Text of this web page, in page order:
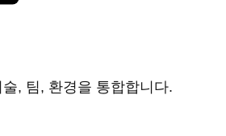
, 팀, 환경을 통합합니다.